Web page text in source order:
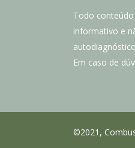
Todo
informativo e
Em caso de
©2021,